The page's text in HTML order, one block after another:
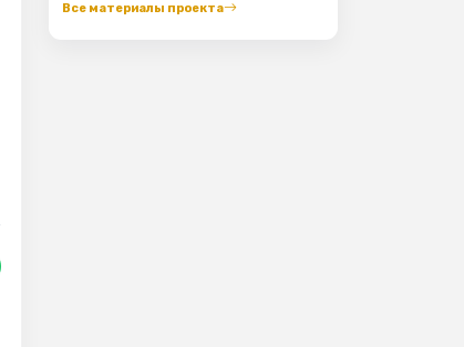
Все материалы проекта